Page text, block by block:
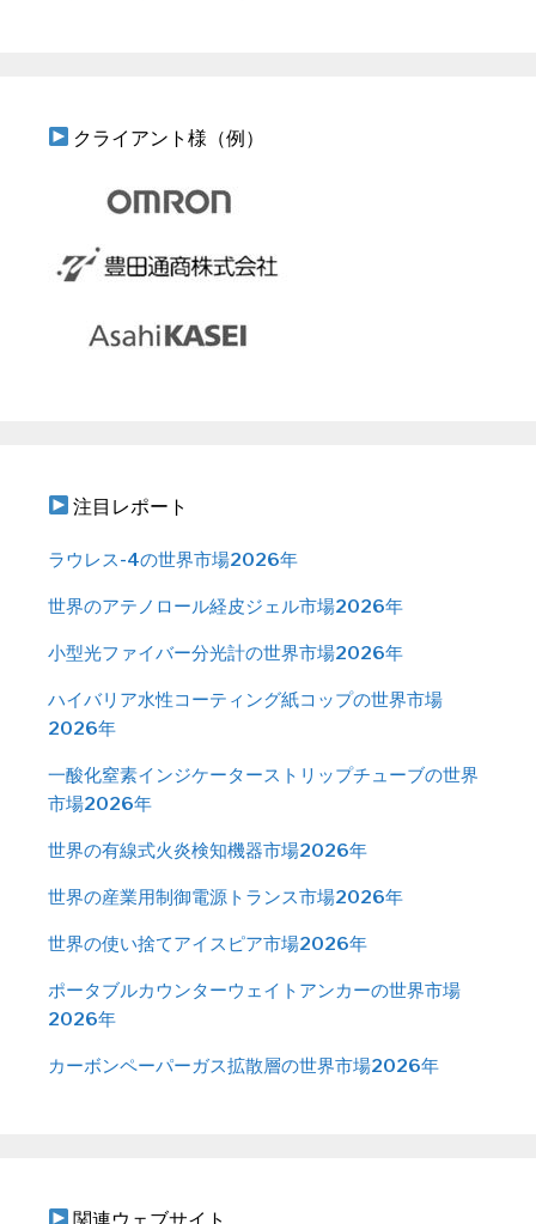
クライアント様（例）
注目レポート
ラウレス-4の世界市場2026年
世界のアテノロール経皮ジェル市場2026年
小型光ファイバー分光計の世界市場2026年
ハイバリア水性コーティング紙コップの世界市場
2026年
一酸化窒素インジケーターストリップチューブの世界
市場2026年
世界の有線式火炎検知機器市場2026年
世界の産業用制御電源トランス市場2026年
世界の使い捨てアイスピア市場2026年
ポータブルカウンターウェイトアンカーの世界市場
2026年
カーボンペーパーガス拡散層の世界市場2026年
関連ウェブサイト